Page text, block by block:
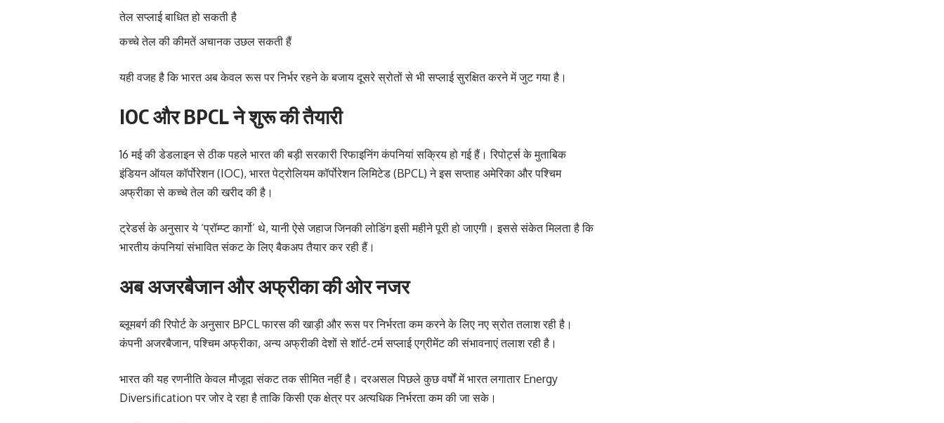
तेल सप्लाई बाधित हो सकती है
कच्चे तेल की कीमतें अचानक उछल सकती हैं
यही वजह है कि भारत अब केवल रूस पर निर्भर रहने के बजाय दूसरे स्रोतों से भी सप्लाई सुरक्षित करने में जुट गया है।
IOC और BPCL ने शुरू की तैयारी
16 मई की डेडलाइन से ठीक पहले भारत की बड़ी सरकारी रिफाइनिंग कंपनियां सक्रिय हो गई हैं। रिपोर्ट्स के मुताबिक
इंडियन ऑयल कॉर्पोरेशन (IOC), भारत पेट्रोलियम कॉर्पोरेशन लिमिटेड (BPCL) ने इस सप्ताह अमेरिका और पश्चिम
अफ्रीका से कच्चे तेल की खरीद की है।
ट्रेडर्स के अनुसार ये ‘प्रॉम्प्ट कार्गो’ थे, यानी ऐसे जहाज जिनकी लोडिंग इसी महीने पूरी हो जाएगी। इससे संकेत मिलता है कि
भारतीय कंपनियां संभावित संकट के लिए बैकअप तैयार कर रही हैं।
अब अजरबैजान और अफ्रीका की ओर नजर
ब्लूमबर्ग की रिपोर्ट के अनुसार BPCL फारस की खाड़ी और रूस पर निर्भरता कम करने के लिए नए स्रोत तलाश रही है।
कंपनी अजरबैजान, पश्चिम अफ्रीका, अन्य अफ्रीकी देशों से शॉर्ट-टर्म सप्लाई एग्रीमेंट की संभावनाएं तलाश रही है।
भारत की यह रणनीति केवल मौजूदा संकट तक सीमित नहीं है। दरअसल पिछले कुछ वर्षों में भारत लगातार Energy
Diversification पर जोर दे रहा है ताकि किसी एक क्षेत्र पर अत्यधिक निर्भरता कम की जा सके।